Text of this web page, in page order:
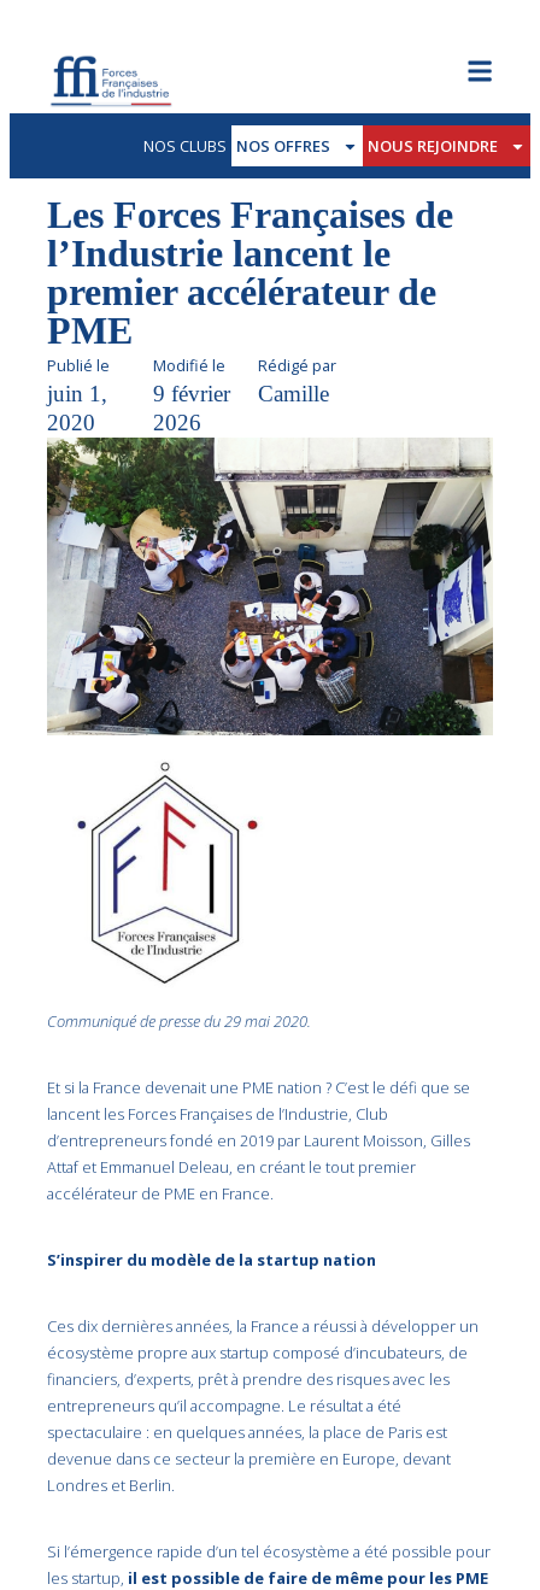
NOS CLUBS NOS OFFRES NOUS REJOINDRE
Les Forces Françaises de
l’Industrie lancent le
premier accélérateur de
PME
Publié le
juin 1,
2020
Modifié le
9 février
2026
Rédigé par
Camille
Communiqué de presse du 29 mai 2020.
Et si la France devenait une PME nation ? C’est le défi que se
lancent les Forces Françaises de l’Industrie, Club
d’entrepreneurs fondé en 2019 par Laurent Moisson, Gilles
Attaf et Emmanuel Deleau, en créant le tout premier
accélérateur de PME en France.
S’inspirer du modèle de la start­up nation
Ces dix dernières années, la France a réussi à développer un
écosystème propre aux start­up composé d’incubateurs, de
financiers, d’experts, prêt à prendre des risques avec les
entrepreneurs qu’il accompagne. Le résultat a été
spectaculaire : en quelques années, la place de Paris est
devenue dans ce secteur la première en Europe, devant
Londres et Berlin.
Si l’émergence rapide d’un tel écosystème a été possible pour
les start­up, il est possible de faire de même pour les PME